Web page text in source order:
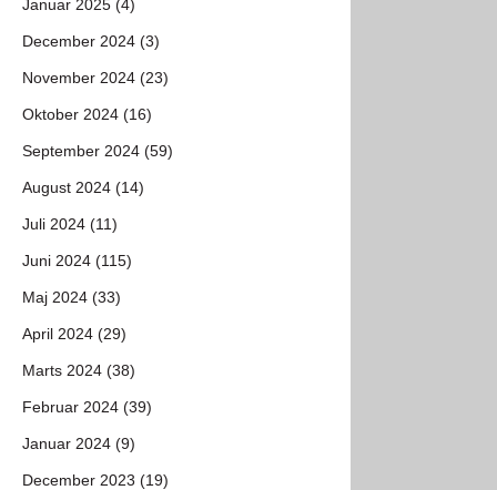
Januar 2025 (4)
December 2024 (3)
November 2024 (23)
Oktober 2024 (16)
September 2024 (59)
August 2024 (14)
Juli 2024 (11)
Juni 2024 (115)
Maj 2024 (33)
April 2024 (29)
Marts 2024 (38)
Februar 2024 (39)
Januar 2024 (9)
December 2023 (19)